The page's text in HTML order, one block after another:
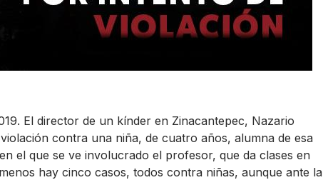
El director de un kínder en Zinacantepec, Nazario
contra una niña, de cuatro años, alumna de esa
el que se ve involucrado el profesor, que da clases en
hay cinco casos, todos contra niñas, aunque ante la